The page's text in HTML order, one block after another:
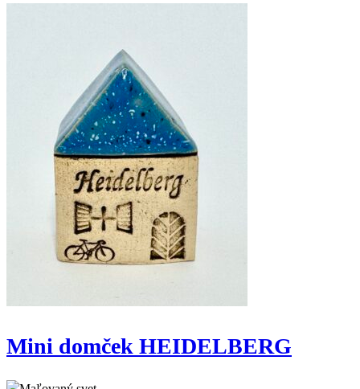
Mini domček HEIDELBERG